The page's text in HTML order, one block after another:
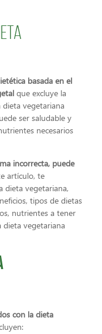
basada en el
que excluye la
dieta vegetariana
ser saludable y
necesarios
incorrecta, puede
artículo, te
dieta vegetariana,
tipos de dietas
nutrientes a tener
dieta vegetariana
con la dieta